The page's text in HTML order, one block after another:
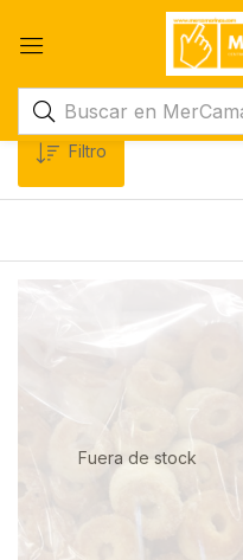
Filtro
Fuera de stock